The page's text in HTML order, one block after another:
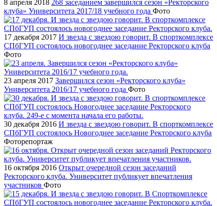
8 апреля 2018 268 заседанием завершился сезон «Ректорского
клуба» Университета 2017/18 учебного года Фото
17 декабря 2017 И звезда с звездою говорит. В спорткомплексе
СПбГУП состоялось новогоднее заседание Ректорского клуба
Фото
23 апреля 2017 Завершился сезон «Ректорского клуба»
Университета 2016/17 учебного года Фото
30 декабря 2016 И звезда с звездою говорит. В спорткомплексе
СПбГУП состоялось Новогоднее заседание Ректорского клуба
Фоторепортаж
16 октября 2016 Открыт очередной сезон заседаний
Ректорского клуба. Университет публикует впечатления
участников Фото